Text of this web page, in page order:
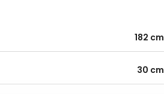
182 cm
30 cm